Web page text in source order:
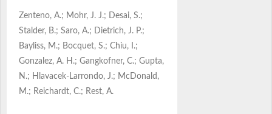
Zenteno, A.; Mohr, J. J.; Desai, S.;
Stalder, B.; Saro, A.; Dietrich, J. P.;
Bayliss, M.; Bocquet, S.; Chiu, I.;
Gonzalez, A. H.; Gangkofner, C.; Gupta,
N.; Hlavacek-Larrondo, J.; McDonald,
M.; Reichardt, C.; Rest, A.